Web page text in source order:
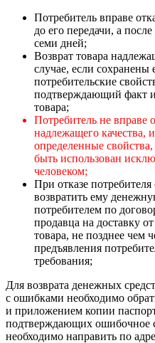
Потребитель вправе
до его передачи, а
семи дней;
Возврат товара
случае, если сохранены
потребительские
подтверждающий факт
товара;
Потребитель не вправе
надлежащего
определенные
быть использован
человеком;
При отказе
возвратить ему
потребителем по
продавца на доставку
товара, не позднее чем
предъявления
требования;
Для возврата денежных
с ошибками необходимо
и приложением копии
подтверждающих ошибочное
необходимо направить по